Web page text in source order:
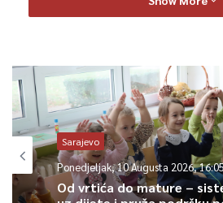
Sarajevo
Ponedjeljak, 10 Augusta 2026,
Od vrtića do mature –